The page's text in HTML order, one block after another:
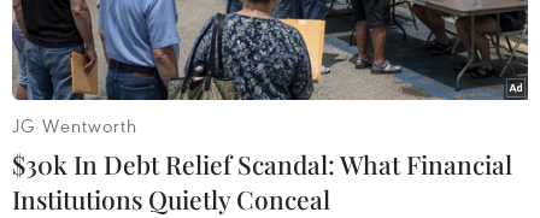
JG Wentworth
$30k In Debt Relief Scandal: What Financial
Institutions Quietly Conceal